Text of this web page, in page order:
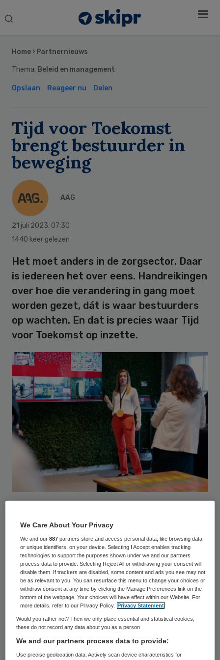
Search
Home › Partnernieuws
Thema: Beleid en management
Opslaan Reageer nu Delen
Tijd voor Toekomst
brengt bestuurder in
beweging
AAG
21 juli 2023, 07:30
1440 keer gelezen
Het moet anders in de zorgsector. Daar
is iedereen het over eens. Handreikingen
over hoe die verandering in gang moet
worden gezet, dát is waar bestuurders
op wachten. En dat is precies waar Tijd
voor Toekomst op inzette.
waar het tweede Tijd voor Toekomst-
congres om draaide. Dit keer had gastheer
AAG bestuurders uit de zorg uitgenodigd
op Buitenplaats Kameryck. Om geïnspireerd
te worden. Om met collega-bestuurders in
contact te komen. En om concrete
handreikingen te krijgen hoe je die
verandering realiseert. “Als bestuurder heb
je zoveel te doen dat het goed is om
Sidebar
We Care About Your Privacy
We and our887 partners store and access personal data, like browsing data
or unique identifiers, on your device. Selecting I Accept enables tracking
technologies to support the purposes shown under we and our partners
process data to provide. Selecting Reject All or withdrawing your consent will
disable them. If trackers are disabled, some content and ads you see may not
be as relevant to you. You can resurface this menu to change your choices or
withdraw consent at any time by clicking the Manage Preferences link on the
bottom of the webpage. Your choices will have effect within our Website. For
more details, refer to our Privacy Policy.
Privacy Statement
Would you rather not? Then we only place essential and statistical cookies,
these do not record any data about you as a person
We and our partners process data to provide:
Use precise geolocation data. Actively scan device characteristics for